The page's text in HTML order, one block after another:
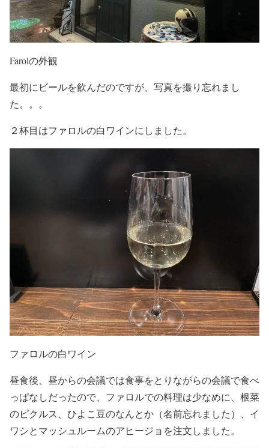
Farolの外観
最初にビールを飲んだのですが、写真を撮り忘れまし
た。。。
２杯目はファロルの白ワインにしました。
ファロルの白ワイン
昼食後、昼からの会議では食事をとりながらの会議で食べ
っぱなしだったので、ファロルでの料理は少なめに、根菜
のピクルス、ひよこ豆のなんとか（名前忘れました）、イ
ワシとマッシュルームのアヒージョを注文しました。